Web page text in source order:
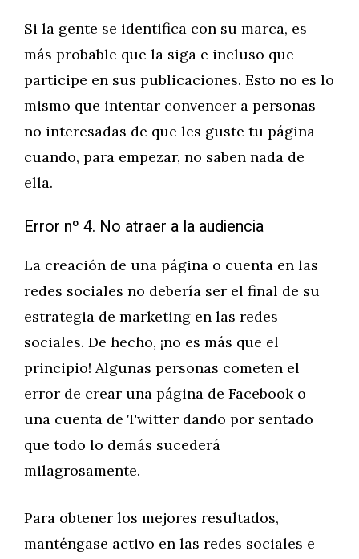
Si la gente se identifica con su marca, es
más probable que la siga e incluso que
participe en sus publicaciones. Esto no es lo
mismo que intentar convencer a personas
no interesadas de que les guste tu página
cuando, para empezar, no saben nada de
ella.
Error nº 4. No atraer a la audiencia
La creación de una página o cuenta en las
redes sociales no debería ser el final de su
estrategia de marketing en las redes
sociales. De hecho, ¡no es más que el
principio! Algunas personas cometen el
error de crear una página de Facebook o
una cuenta de Twitter dando por sentado
que todo lo demás sucederá
milagrosamente.
Para obtener los mejores resultados,
manténgase activo en las redes sociales e